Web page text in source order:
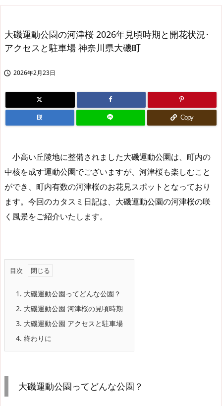
大磯運動公園の河津桜 2026年見頃時期と開花状況･
アクセスと駐車場 神奈川県大磯町
 2026年2月23日
B! Copy
小高い丘陵地に整備されました大磯運動公園は、町内の
中核を成す運動公園でございますが、河津桜も楽しむこと
ができ、町内有数の河津桜のお花見スポットとなっており
ます。今回のカタスミ日記は、大磯運動公園の河津桜の咲
く風景をご紹介いたします。
目次
1. 大磯運動公園ってどんな公園？
2. 大磯運動公園 河津桜の見頃時期
3. 大磯運動公園 アクセスと駐車場
4. 終わりに
大磯運動公園ってどんな公園？